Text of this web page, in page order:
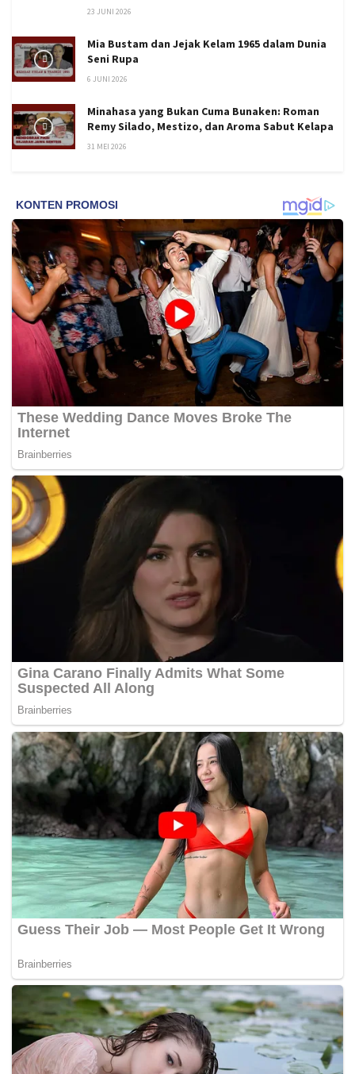
23 JUNI 2026
Mia Bustam dan Jejak Kelam 1965 dalam Dunia
Seni Rupa
6 JUNI 2026
Minahasa yang Bukan Cuma Bunaken: Roman
Remy Silado, Mestizo, dan Aroma Sabut Kelapa
31 MEI 2026